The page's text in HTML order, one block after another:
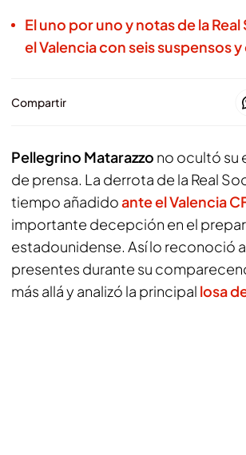
El uno por uno y notas de la
el Valencia con seis suspensos
Compartir
Pellegrino Matarazzo no ocultó su
de prensa. La derrota de la Real
tiempo añadidoante el Valencia
importante decepción en el
estadounidense. Así lo reconoció
presentes durante su
más allá y analizó la principal losa